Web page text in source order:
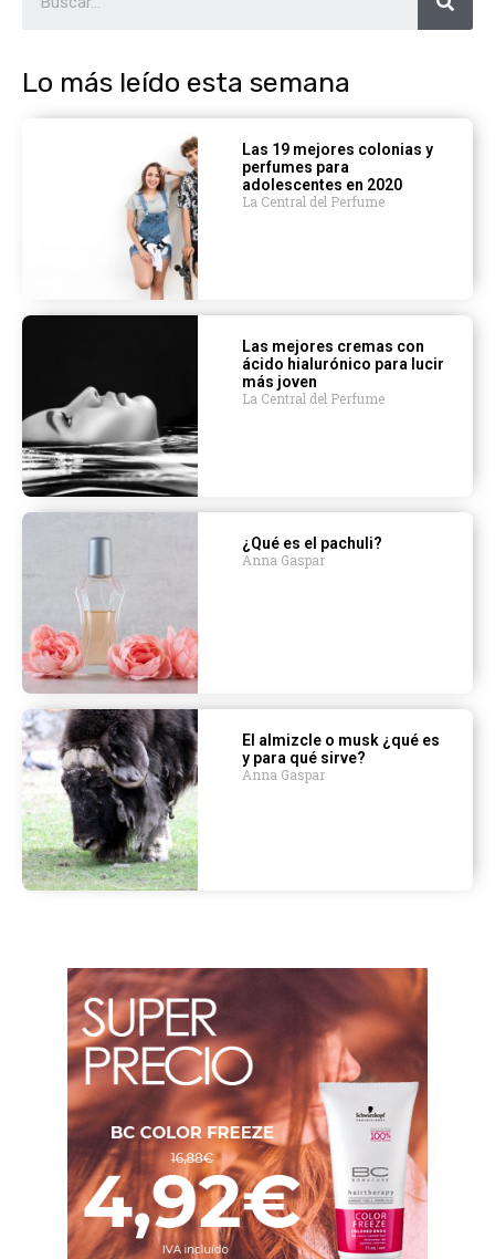
Lo más leído esta semana
Las 19 mejores colonias y
perfumes para
adolescentes en 2020
La Central del Perfume
Las mejores cremas con
ácido hialurónico para lucir
más joven
La Central del Perfume
¿Qué es el pachuli?
Anna Gaspar
El almizcle o musk ¿qué es
y para qué sirve?
Anna Gaspar